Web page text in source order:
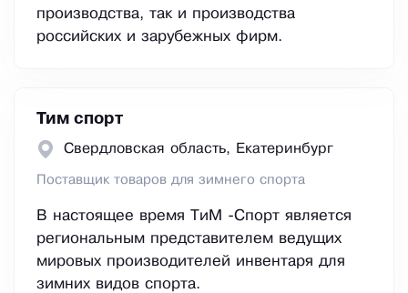
производства, так и производства
российских и зарубежных фирм.
Тим спорт
Свердловская область, Екатеринбург
Поставщик товаров для зимнего спорта
В настоящее время ТиМ -Спорт является
региональным представителем ведущих
мировых производителей инвентаря для
зимних видов спорта.